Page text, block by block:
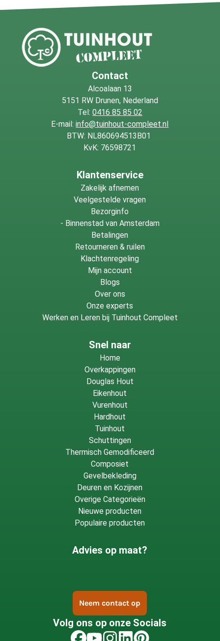
Overkappingen en veranda’s
Pergola’s en poorten
Beschikbare lengtes
2,5 – 3 – 3,5 – 4 meter, zolang de voorraad strekt.
Contact
Alcoalaan 13
5151 RW Drunen, Nederland
Tel: 0416 85 85 02
E-mail:info@tuinhout-compleet.nl
BTW: NL860694513B01
KvK: 76598721
Klantenservice
Zakelijk afnemen
Veelgestelde vragen
Bezorginfo
- Binnenstad van Amsterdam
Betalingen
Retourneren & ruilen
Klachtenregeling
Mijn account
Blogs
Over ons
Onze experts
Werken en Leren bij Tuinhout Compleet
Snel naar
Home
Overkappingen
Douglas Hout
Eikenhout
Vurenhout
Hardhout
Tuinhout
Schuttingen
Thermisch Gemodificeerd
Composiet
Gevelbekleding
Deuren en Kozijnen
Overige Categorieën
Nieuwe producten
Populaire producten
Advies op maat?
Neem contact op
Volg ons op onze Socials